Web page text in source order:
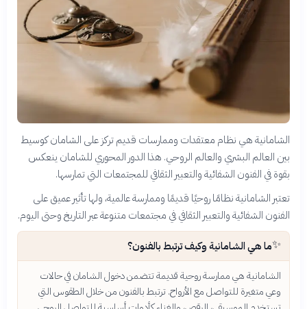
الشامانية هي نظام معتقدات وممارسات قديم تركز على الشامان كوسيط
بين العالم البشري والعالم الروحي. هذا الدور المحوري للشامان ينعكس
بقوة في الفنون الشفائية والتعبير الثقافي للمجتمعات التي تمارسها.
تعتبر الشامانية نظامًا روحيًا قديمًا وممارسة عالمية، ولها تأثير عميق على
الفنون الشفائية والتعبير الثقافي في مجتمعات متنوعة عبر التاريخ وحتى اليوم.
✨ما هي الشامانية وكيف ترتبط بالفنون؟
الشامانية هي ممارسة روحية قديمة تتضمن دخول الشامان في حالات
وعي متغيرة للتواصل مع الأرواح. ترتبط بالفنون من خلال الطقوس التي